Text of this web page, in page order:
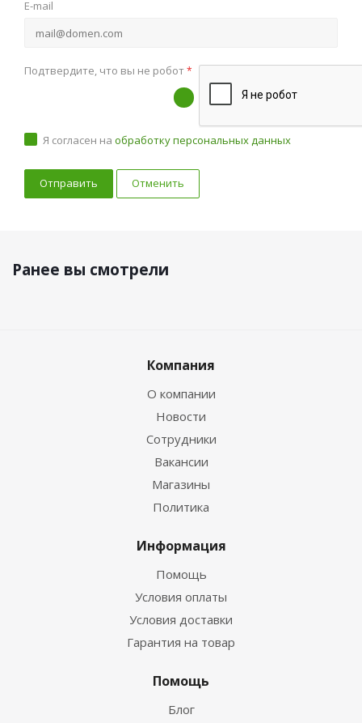
E-mail
Подтвердите, что вы не робот*
Я согласен на обработку персональных данных
Отменить
Ранее вы смотрели
Компания
О компании
Новости
Сотрудники
Вакансии
Магазины
Политика
Информация
Помощь
Условия оплаты
Условия доставки
Гарантия на товар
Помощь
Блог